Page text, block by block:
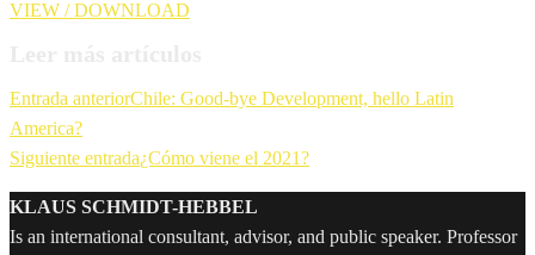
VIEW / DOWNLOAD
Entrada anteriorChile: Good-bye Development, hello Latin
America?
Siguiente entrada¿Cómo viene el 2021?
KLAUS SCHMIDT-HEBBEL
Is an international consultant, advisor, and public speaker. Professor